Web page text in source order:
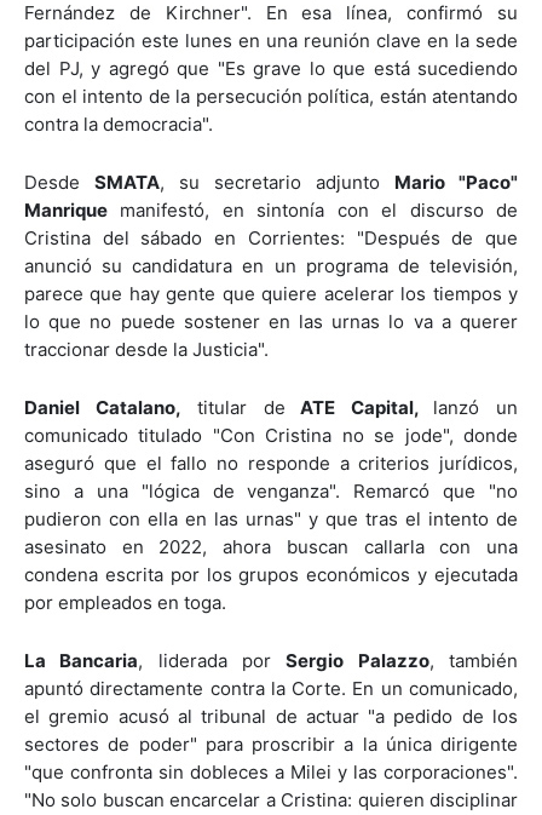
Fernández de Kirchner". En esa línea, confirmó su
participación este lunes en una reunión clave en la sede
del PJ, y agregó que "Es grave lo que está sucediendo
con el intento de la persecución política, están atentando
contra la democracia".
Desde SMATA, su secretario adjunto Mario "Paco"
Manrique manifestó, en sintonía con el discurso de
Cristina del sábado en Corrientes: "Después de que
anunció su candidatura en un programa de televisión,
parece que hay gente que quiere acelerar los tiempos y
lo que no puede sostener en las urnas lo va a querer
traccionar desde la Justicia".
Daniel Catalano, titular de ATE Capital, lanzó un
comunicado titulado "Con Cristina no se jode", donde
aseguró que el fallo no responde a criterios jurídicos,
sino a una "lógica de venganza". Remarcó que "no
pudieron con ella en las urnas" y que tras el intento de
asesinato en 2022, ahora buscan callarla con una
condena escrita por los grupos económicos y ejecutada
por empleados en toga.
La Bancaria, liderada porSergio Palazzo, también
apuntó directamente contra la Corte. En un comunicado,
el gremio acusó al tribunal de actuar "a pedido de los
sectores de poder" para proscribir a la única dirigente
"que confronta sin dobleces a Milei y las corporaciones".
"No solo buscan encarcelar a Cristina: quieren disciplinar